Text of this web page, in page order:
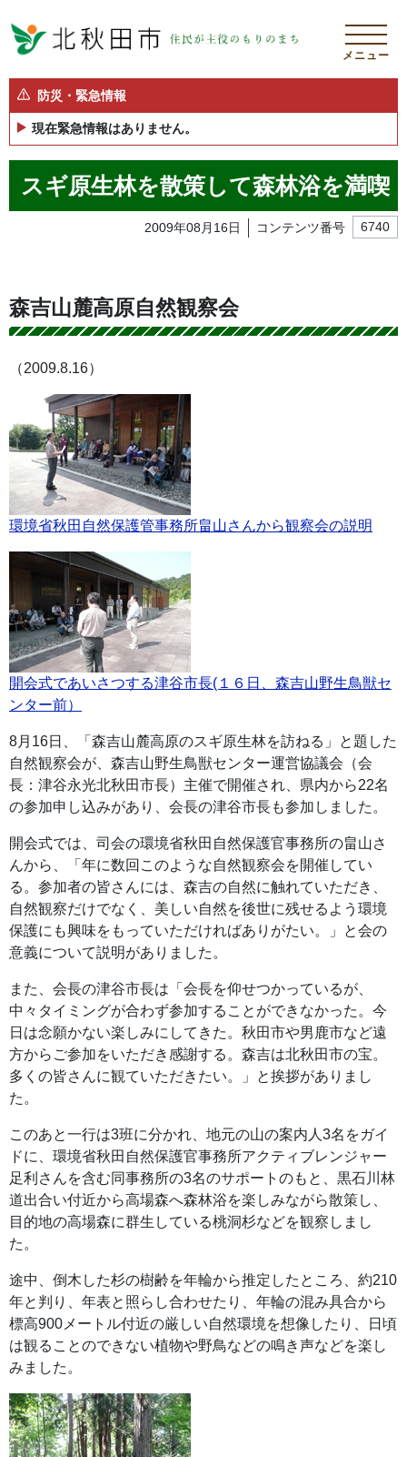
メニュー
防災・緊急情報
現在緊急情報はありません。
スギ原生林を散策して森林浴を満喫
2009年08月16日 コンテンツ番号 6740
森吉山麓高原自然観察会
（2009.8.16）
環境省秋田自然保護管事務所畠山さんから観察会の説明
開会式であいさつする津谷市長(１６日、森吉山野生鳥獣セ
ンター前）
8月16日、「森吉山麓高原のスギ原生林を訪ねる」と題した
自然観察会が、森吉山野生鳥獣センター運営協議会（会
長：津谷永光北秋田市長）主催で開催され、県内から22名
の参加申し込みがあり、会長の津谷市長も参加しました。
開会式では、司会の環境省秋田自然保護官事務所の畠山さ
んから、「年に数回このような自然観察会を開催してい
る。参加者の皆さんには、森吉の自然に触れていただき、
自然観察だけでなく、美しい自然を後世に残せるよう環境
保護にも興味をもっていただければありがたい。」と会の
意義について説明がありました。
また、会長の津谷市長は「会長を仰せつかっているが、
中々タイミングが合わず参加することができなかった。今
日は念願かない楽しみにしてきた。秋田市や男鹿市など遠
方からご参加をいただき感謝する。森吉は北秋田市の宝。
多くの皆さんに観ていただきたい。」と挨拶がありまし
た。
このあと一行は3班に分かれ、地元の山の案内人3名をガイ
ドに、環境省秋田自然保護官事務所アクティブレンジャー
足利さんを含む同事務所の3名のサポートのもと、黒石川林
道出合い付近から高場森へ森林浴を楽しみながら散策し、
目的地の高場森に群生している桃洞杉などを観察しまし
た。
途中、倒木した杉の樹齢を年輪から推定したところ、約210
年と判り、年表と照らし合わせたり、年輪の混み具合から
標高900メートル付近の厳しい自然環境を想像したり、日頃
は観ることのできない植物や野鳥などの鳴き声などを楽し
みました。